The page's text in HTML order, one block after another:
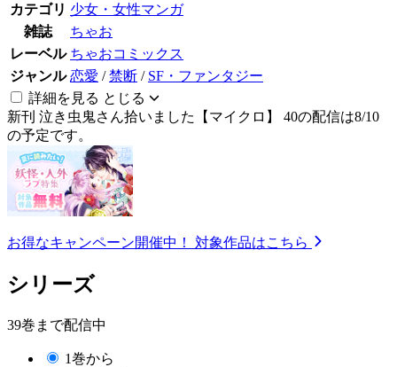
カテゴリ 少女・女性マンガ
雑誌
ちゃお
レーベル ちゃおコミックス
ジャンル 恋愛 /禁断 / SF・ファンタジー
詳細を見る とじる
新刊 泣き虫鬼さん拾いました【マイクロ】 40の配信は8/10
の予定です。
お得なキャンペーン開催中！ 対象作品はこちら
シリーズ
39巻まで配信中
1巻から